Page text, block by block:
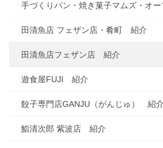
手づくりパン・焼き菓子マムズ・オ
田清魚店 フェザン店・肴町 紹介
田清魚店フェザン店 紹介
遊食屋FUJI 紹介
餃子専門店GANJU（がんじゅ） 紹介
鮨清次郎 紫波店 紹介